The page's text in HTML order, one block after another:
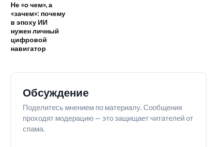
Не «о чем», а
«зачем»: почему
в эпоху ИИ
нужен личный
цифровой
навигатор
Обсуждение
Поделитесь мнением по материалу. Сообщения
проходят модерацию — это защищает читателей от
спама.